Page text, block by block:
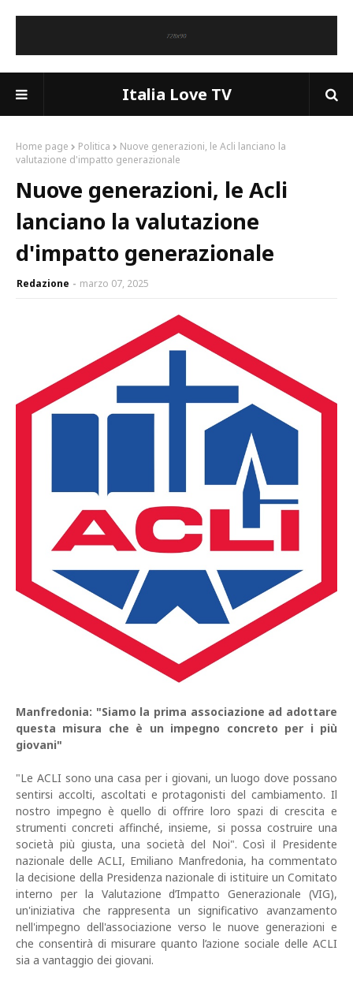
Italia Love TV
Home page Politica
Nuove generazioni, le Acli lanciano la
valutazione d'impatto generazionale
Nuove generazioni, le Acli
lanciano la valutazione
d'impatto generazionale
Redazione marzo 07, 2025
Manfredonia: "Siamo la prima associazione ad adottare
questa misura che è un impegno concreto per i più
giovani"
"Le ACLI sono una casa per i giovani, un luogo dove possano
sentirsi accolti, ascoltati e protagonisti del cambiamento. Il
nostro impegno è quello di offrire loro spazi di crescita e
strumenti concreti affinché, insieme, si possa costruire una
società più giusta, una società del Noi". Così il Presidente
nazionale delle ACLI, Emiliano Manfredonia, ha commentato
la decisione della Presidenza nazionale di istituire un Comitato
interno per la Valutazione d’Impatto Generazionale (VIG),
un'iniziativa che rappresenta un significativo avanzamento
nell'impegno dell'associazione verso le nuove generazioni e
che consentirà di misurare quanto l’azione sociale delle ACLI
sia a vantaggio dei giovani.